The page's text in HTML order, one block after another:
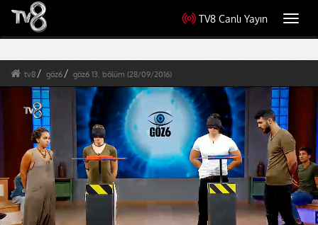
TV8 Canlı Yayın
tv8 göz6 göz6 13. bölüm (28/09/2016)